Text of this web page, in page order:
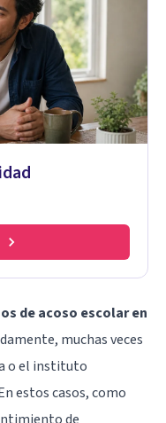
de acoso escolar en
muchas veces
o el instituto
estos casos, como